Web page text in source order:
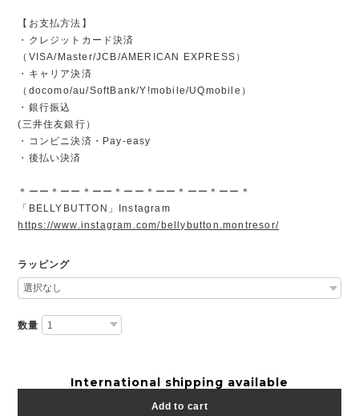
【お支払方法】
・クレジットカード決済
（VISA/Master/JCB/AMERICAN EXPRESS）
・キャリア決済
（docomo/au/SoftBank/Y!mobile/UQmobile）
・銀行振込
(三井住友銀行）
・コンビニ決済・Pay-easy
・後払い決済
＊ーー＊ーー＊ーー＊ーー＊ーー＊ーー＊ーー＊
「BELLYBUTTON」Instagram
https://www.instagram.com/bellybutton.montresor/
ラッピング
数量
International shipping available
Add to cart